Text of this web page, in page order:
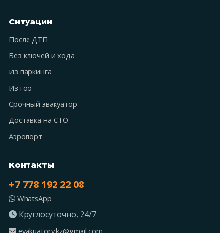
Ситуации
После ДТП
Без ключей и хода
Из паркинга
Из гор
Срочный эвакуатор
Доставка на СТО
Аэропорт
Контакты
+7 778 192 22 08
WhatsApp
Круглосуточно, 24/7
evakuatory.kz@gmail.com